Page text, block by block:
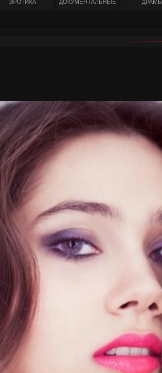
ЭРОТИКА ДОКУМЕНТАЛЬНЫЕ ДРАМЫ